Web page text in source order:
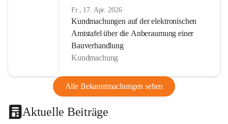
Fr., 17. Apr. 2026
Kundmachungen auf der elektronischen
Amtstafel über die Anberaumung einer
Bauverhandlung
Kundmachung
Alle Bekanntmachungen sehen
Aktuelle Beiträge